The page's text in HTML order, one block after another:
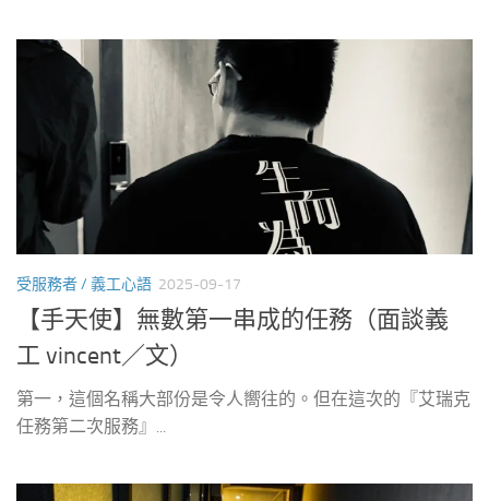
受服務者 / 義工心語 2025-09-17
【手天使】無數第一串成的任務（面談義
工 vincent／文）
第一，這個名稱大部份是令人嚮往的。但在這次的『艾瑞克
任務第二次服務』...